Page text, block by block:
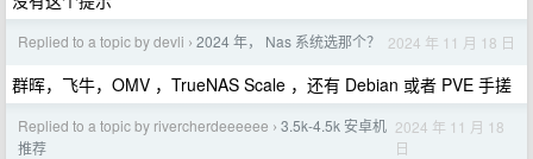
Replied to a topic by devli › 2024 年， Nas 系统选那个？ 2024 年 11 月 18 日
群晖，飞牛，OMV ，TrueNAS Scale ，还有 Debian 或者 PVE 手搓
Replied to a topic by rivercherdeeeeee › 3.5k-4.5k 安卓机
推荐
2024 年 11 月 18
日